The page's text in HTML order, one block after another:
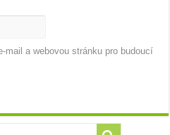
mail a webovou stránku pro budoucí